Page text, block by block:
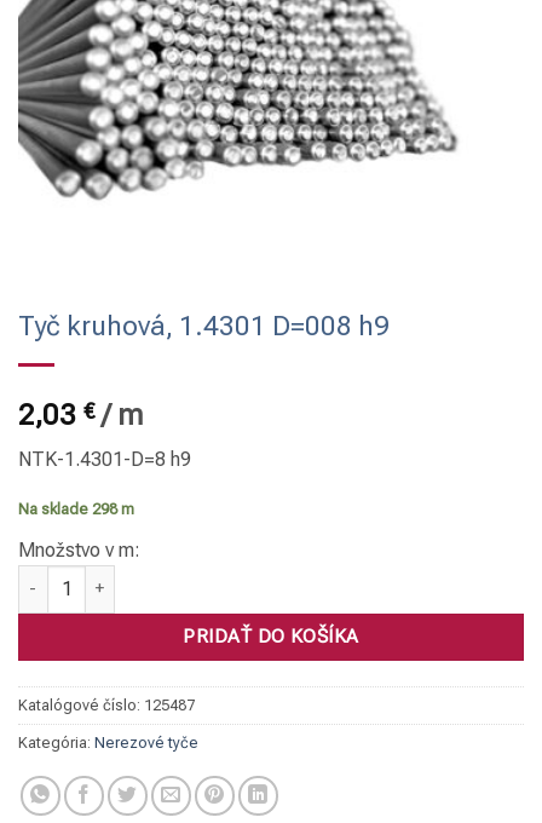
Tyč kruhová, 1.4301 D=008 h9
2,03 €/ m
NTK-1.4301-D=8 h9
Na sklade 298 m
Množstvo v m:
množstvo Tyč kruhová, 1.4301 D=008 h9
PRIDAŤ DO KOŠÍKA
Katalógové číslo: 125487
Kategória: Nerezové tyče